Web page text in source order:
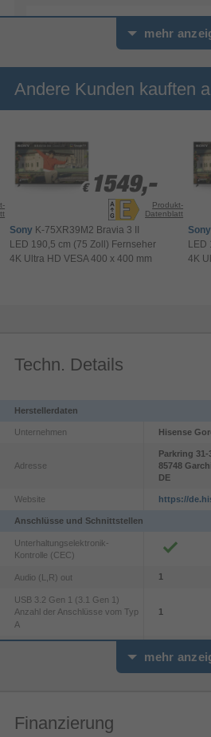
AI 4K Upscaler
Alle Inhalte werden in
und reduzieren Rauschen –
Precision color
dass jeder Farbton eine
mehr
Andere Kunden kauften
€ 1549,-
€ 1549,-
Produkt-
Datenblatt
Sony K-75XR39M2 Bravia 3 II
LED 190,5 cm (75 Zoll) Fernseher
4K Ultra HD VESA 400 x 400 mm
Sony
LED
4K
Techn. Details
Herstellerdaten
Unternehmen Hisense
Adresse
Parkring 31-
85748
DE
Website https://
Anschlüsse und Schnittstellen
Unterhaltungselektronik-
Kontrolle (CEC)
Audio (L,R) out 1
USB 3.2 Gen 1 (3.1 Gen 1)
Anzahl der Anschlüsse vom Typ
A
1
mehr
Finanzierung